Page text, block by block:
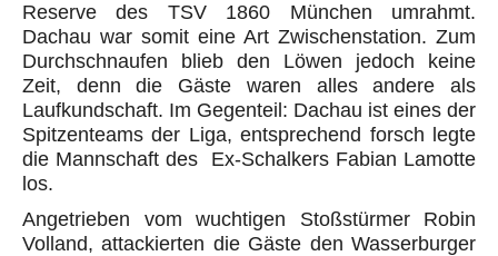
Reserve des TSV 1860 München umrahmt.
Dachau war somit eine Art Zwischenstation. Zum
Durchschnaufen blieb den Löwen jedoch keine
Zeit, denn die Gäste waren alles andere als
Laufkundschaft. Im Gegenteil: Dachau ist eines der
Spitzenteams der Liga, entsprechend forsch legte
die Mannschaft des Ex-Schalkers Fabian Lamotte
los.
Angetrieben vom wuchtigen Stoßstürmer Robin
Volland, attackierten die Gäste den Wasserburger